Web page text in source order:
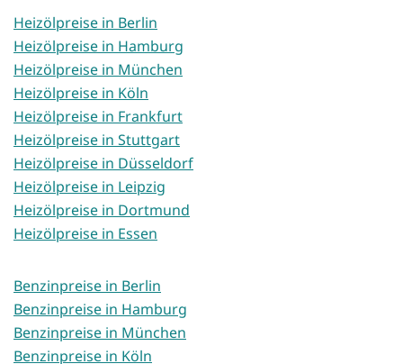
Heizölpreise in Berlin
Heizölpreise in Hamburg
Heizölpreise in München
Heizölpreise in Köln
Heizölpreise in Frankfurt
Heizölpreise in Stuttgart
Heizölpreise in Düsseldorf
Heizölpreise in Leipzig
Heizölpreise in Dortmund
Heizölpreise in Essen
Benzinpreise in Berlin
Benzinpreise in Hamburg
Benzinpreise in München
Benzinpreise in Köln